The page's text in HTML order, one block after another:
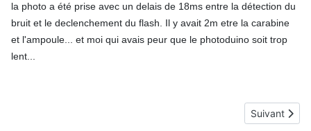
la photo a été prise avec un delais de 18ms entre la détection du
bruit et le declenchement du flash. Il y avait 2m etre la carabine
et l'ampoule... et moi qui avais peur que le photoduino soit trop
lent...
Article
Suivant